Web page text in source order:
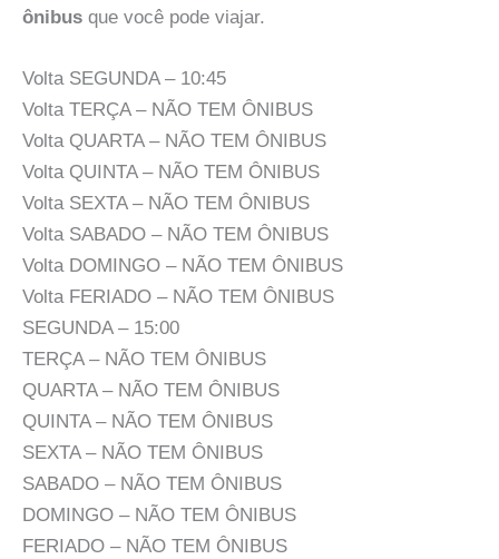
ônibus que você pode viajar.
Volta SEGUNDA – 10:45
Volta TERÇA – NÃO TEM ÔNIBUS
Volta QUARTA – NÃO TEM ÔNIBUS
Volta QUINTA – NÃO TEM ÔNIBUS
Volta SEXTA – NÃO TEM ÔNIBUS
Volta SABADO – NÃO TEM ÔNIBUS
Volta DOMINGO – NÃO TEM ÔNIBUS
Volta FERIADO – NÃO TEM ÔNIBUS
SEGUNDA – 15:00
TERÇA – NÃO TEM ÔNIBUS
QUARTA – NÃO TEM ÔNIBUS
QUINTA – NÃO TEM ÔNIBUS
SEXTA – NÃO TEM ÔNIBUS
SABADO – NÃO TEM ÔNIBUS
DOMINGO – NÃO TEM ÔNIBUS
FERIADO – NÃO TEM ÔNIBUS